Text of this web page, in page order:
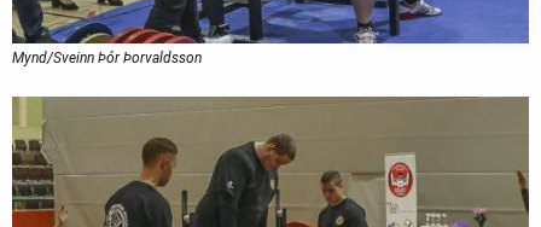
Mynd/Sveinn Þór Þorvaldsson